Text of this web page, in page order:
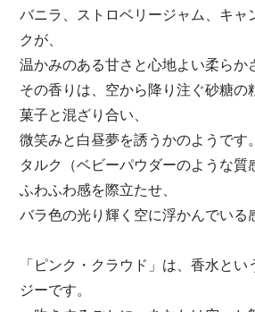
バニラ、ストロベリージャム、キャ
クが、
温かみのある甘さと心地よい柔らか
その香りは、空から降り注ぐ砂糖の
菓子と混ざり合い、
微笑みと白昼夢を誘うかのようです。
タルク（ベビーパウダーのような質
ふわふわ感を際立たせ、
バラ色の光り輝く空に浮かんでいる
「ピンク・クラウド」は、香水と
ジーです。